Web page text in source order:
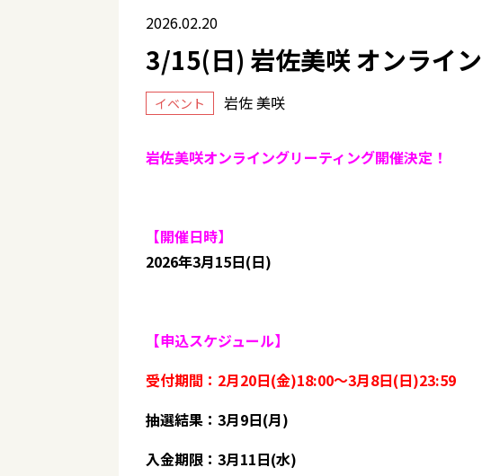
2026.02.20
3/15(日) 岩佐美咲 オンライ
イベント 岩佐 美咲
岩佐美咲オンライングリーティング開催決定！
【開催日時】
2026年3月15日(日)
【申込スケジュール】
受付期間：2月20日(金)18:00～3月8日(日)23:59
抽選結果：3月9日(月)
入金期限：3月11日(水)